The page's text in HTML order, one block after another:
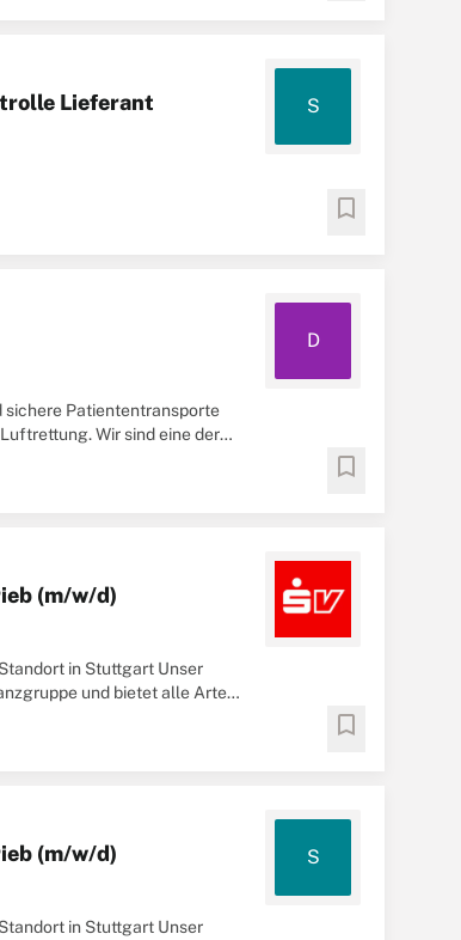
Lieferant S
bookmark
D
sichere Patiententransporte
Wir sind eine der
bookmark
(m/w/d)
in Stuttgart Unser
und bietet alle Arten
bookmark
(m/w/d) S
in Stuttgart Unser